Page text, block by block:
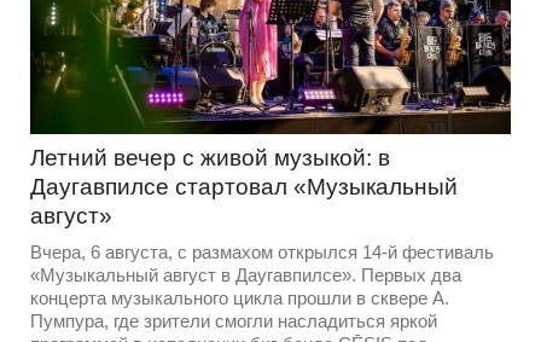
Летний вечер с живой музыкой: в
Даугавпилсе стартовал «Музыкальный
август»
Вчера, 6 августа, с размахом открылся 14-й фестиваль
«Музыкальный август в Даугавпилсе». Первых два
концерта музыкального цикла прошли в сквере А.
Пумпура, где зрители смогли насладиться яркой